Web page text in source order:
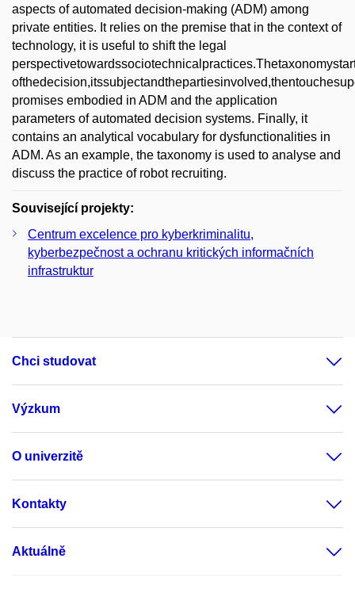
aspects of automated decision-making (ADM) among
private entities. It relies on the premise that in the context of
technology, it is useful to shift the legal
promises embodied in ADM and the application
parameters of automated decision systems. Finally, it
contains an analytical vocabulary for dysfunctionalities in
ADM. As an example, the taxonomy is used to analyse and
discuss the practice of robot recruiting.
Související projekty:
Centrum excelence pro kyberkriminalitu,
kyberbezpečnost a ochranu kritických informačních
infrastruktur
Chci studovat
Výzkum
O univerzitě
Kontakty
Aktuálně